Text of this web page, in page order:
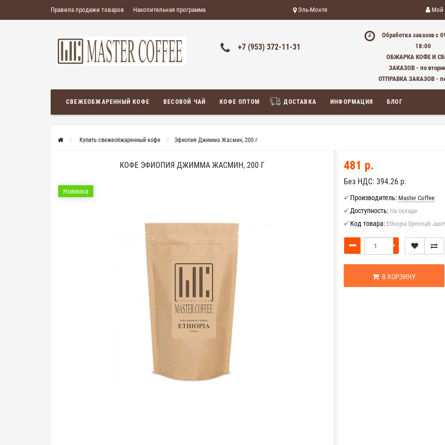
Правила продажи товаров Накопительная программа Эль-Монте Мой
+7 (953) 372-11-31
Обработка заказов с
18:00
ОБЖАРКА КОФЕ И
ЗАКАЗОВ - по
ОТПРАВКА ЗАКАЗОВ -
СВЕЖЕОБЖАРЕННЫЙ КОФЕ ВЕСОВОЙ ЧАЙ КОФЕ ОПТОМ ДОСТАВКА ИНФОРМАЦИЯ БЛОГ
Купить свежеобжаренный кофе Эфиопия Джимма Жасмин, 200 г
КОФЕ ЭФИОПИЯ ДЖИММА ЖАСМИН, 200 Г
Новинка
481 р.
Без НДС: 394.26 р.
Производитель: Master Coffee
Доступность: На складе
Код товара: Ethiopia Djimmah
В КОРЗИНУ